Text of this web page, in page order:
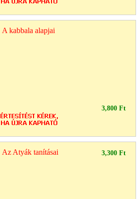
A kabbala alapjai
3,800 Ft
Az Atyák tanításai 3,300 Ft